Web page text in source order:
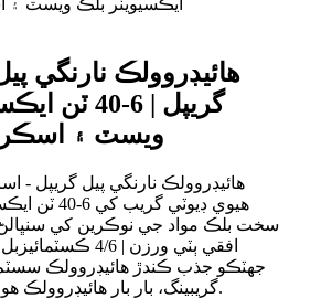
گريپل | 6-40
ويسٽ ۽
هيوي ڊيوٽي
سخت بلڪ مواد جي نوڪرين کي
افقي ٻٽي ورزن | 4/6
جھٽڪو جذب ڪندڙ هائيڊروولڪ
گريبينگ، بار بار هائيڊروولڪ هوز بر... کان ٿڪل.